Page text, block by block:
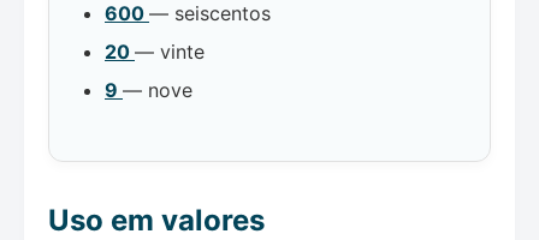
600 — seiscentos
20 — vinte
9 — nove
Uso em valores